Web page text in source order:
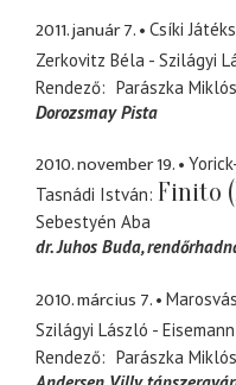
2011. január 7.
Csíki
Zerkovitz Béla - Szilágyi
Rendező
Parászka Miklós
Dorozsmay Pista
2010. november 19.
Tasnádi István Finito
Sebestyén Aba
dr. Juhos Buda
2010. március 7.
Szilágyi László -
Rendező
Parászka Miklós